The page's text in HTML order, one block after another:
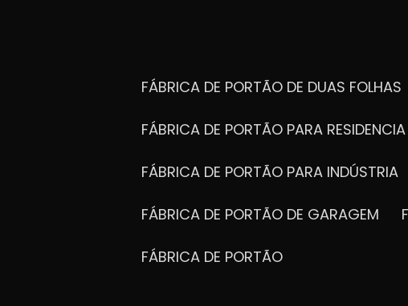
FÁBRICA DE PORTÃO DE DUAS FOLHAS
FÁBRICA DE PORTÃO PARA RESIDENCIA
FÁBRICA DE PORTÃO PARA INDÚSTRIA
FÁBRICA DE PORTÃO DE GARAGEM
FÁBRICA DE PORTÃO